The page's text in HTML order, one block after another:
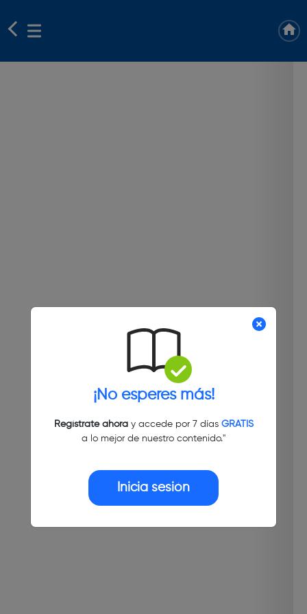
¡No esperes más!
Regístrate ahoray accede por 7 días GRATIS
a lo mejor de nuestro contenido."
Inicia sesión